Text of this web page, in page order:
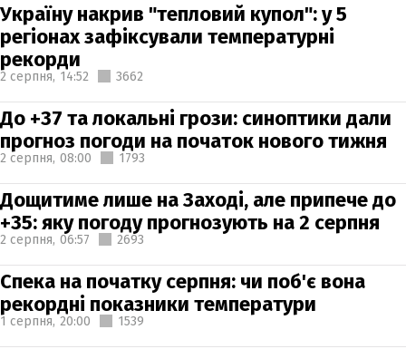
Україну накрив "тепловий купол": у 5
регіонах зафіксували температурні
рекорди
2 серпня, 14:52 3662
До +37 та локальні грози: синоптики дали
прогноз погоди на початок нового тижня
2 серпня, 08:00 1793
Дощитиме лише на Заході, але припече до
+35: яку погоду прогнозують на 2 серпня
2 серпня, 06:57 2693
Спека на початку серпня: чи поб'є вона
рекордні показники температури
1 серпня, 20:00 1539